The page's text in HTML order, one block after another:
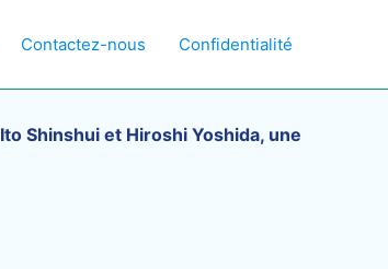
Contactez-nous Confidentialité
Shinshui et Hiroshi Yoshida, une